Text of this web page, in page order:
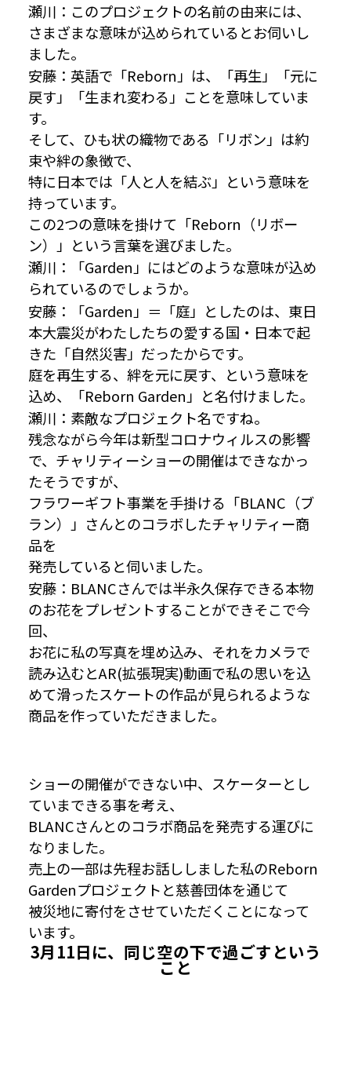
瀬川：このプロジェクトの名前の由来には、
さまざまな意味が込められているとお伺いし
ました。
安藤：英語で「Reborn」は、「再生」「元に
戻す」「生まれ変わる」ことを意味していま
す。
そして、ひも状の織物である「リボン」は約
束や絆の象徴で、
特に日本では「人と人を結ぶ」という意味を
持っています。
この2つの意味を掛けて「Reborn（リボー
ン）」という言葉を選びました。
瀬川：「Garden」にはどのような意味が込め
られているのでしょうか。
安藤：「Garden」＝「庭」としたのは、東日
本大震災がわたしたちの愛する国・日本で起
きた「自然災害」だったからです。
庭を再生する、絆を元に戻す、という意味を
込め、「Reborn Garden」と名付けました。
瀬川：素敵なプロジェクト名ですね。
残念ながら今年は新型コロナウィルスの影響
で、チャリティーショーの開催はできなかっ
たそうですが、
フラワーギフト事業を手掛ける「BLANC（ブ
ラン）」さんとのコラボしたチャリティー商
品を
発売していると伺いました。
安藤：BLANCさんでは半永久保存できる本物
のお花をプレゼントすることができそこで今
回、
お花に私の写真を埋め込み、それをカメラで
読み込むとAR(拡張現実)動画で私の思いを込
めて滑ったスケートの作品が見られるような
商品を作っていただきました。
ショーの開催ができない中、スケーターとし
ていまできる事を考え、
BLANCさんとのコラボ商品を発売する運びに
なりました。
売上の一部は先程お話ししました私のReborn
Gardenプロジェクトと慈善団体を通じて
被災地に寄付をさせていただくことになって
います。
3月11日に、同じ空の下で過ごすという
こと